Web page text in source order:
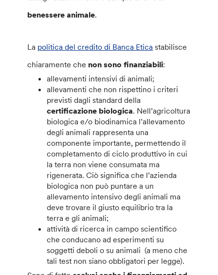
benessere animale.
La politica del credito di Banca Etica stabilisce
chiaramente che non sono finanziabili:
allevamenti intensivi di animali;
allevamenti che non rispettino i criteri
previsti dagli standard della
certificazione biologica. Nell’agricoltura
biologica e/o biodinamica l’allevamento
degli animali rappresenta una
componente importante, permettendo il
completamento di ciclo produttivo in cui
la terra non viene consumata ma
rigenerata. Ciò significa che l’azienda
biologica non può puntare a un
allevamento intensivo degli animali ma
deve trovare il giusto equilibrio tra la
terra e gli animali;
attività di ricerca in campo scientifico
che conducano ad esperimenti su
soggetti deboli o su animali (a meno che
tali test non siano obbligatori per legge).